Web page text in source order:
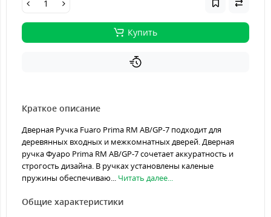
Купить
Краткое описание
Дверная Ручка Fuaro Prima RM AB/GP-7 подходит для
деревянных входных и межкомнатных дверей. Дверная
ручка Фуаро Prima RM AB/GP-7 сочетает аккуратность и
строгость дизайна. В ручках установлены каленые
пружины обеспечиваю... Читать далее...
Общие характеристики